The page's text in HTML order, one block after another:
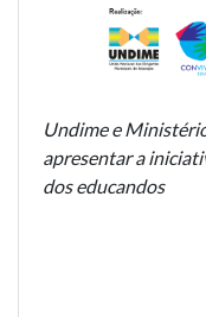
Undime e
apresentar a
dos educandos